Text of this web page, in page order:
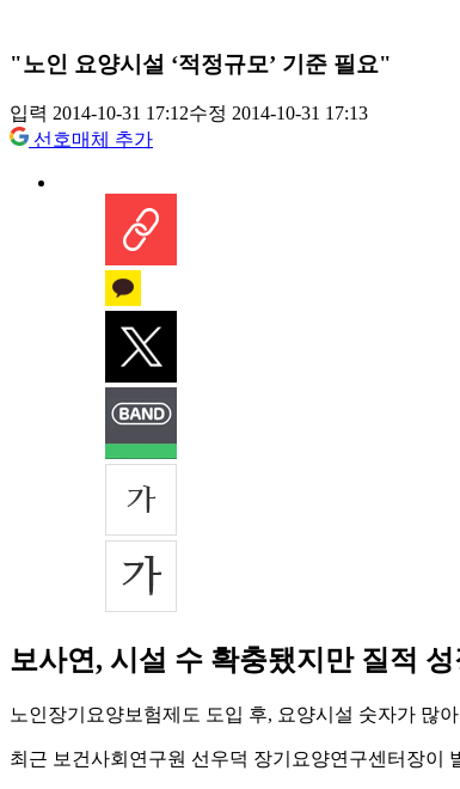
"노인 요양시설 ‘적정규모’ 기준 필요"
입력 2014-10-31 17:12수정 2014-10-31 17:13
선호매체 추가
보사연, 시설 수 확충됐지만 질적
노인장기요양보험제도 도입 후, 요양시설 숫자가 많
최근 보건사회연구원 선우덕 장기요양연구센터장이